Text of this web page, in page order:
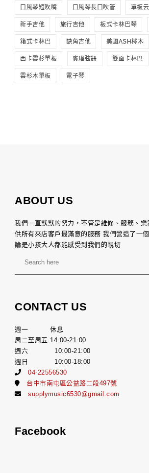
口風琴短吹嘴 口風琴長口吹管 單板
新手吉他 旅行吉他 板式卡林巴琴
箱式卡林巴 缺角吉他 美國ASH梣木
西卡雲杉單板 賓瑋弦鈕 雙面卡林巴
雲杉木單板 電子琴
ABOUT US
我們一直默默的努力，不管是維修、服務、
供所有來店客戶最滿意的服務 我們營造了一
論是小孩大人都能感受到我們的親切
CONTACT US
週一 休息
周二至周五 14:00-21:00
週六 10:00-21:00
週日 10:00-18:00
04-22556530
台中市南屯區公益路二段497號
supplymusic6530@gmail.com
Facebook